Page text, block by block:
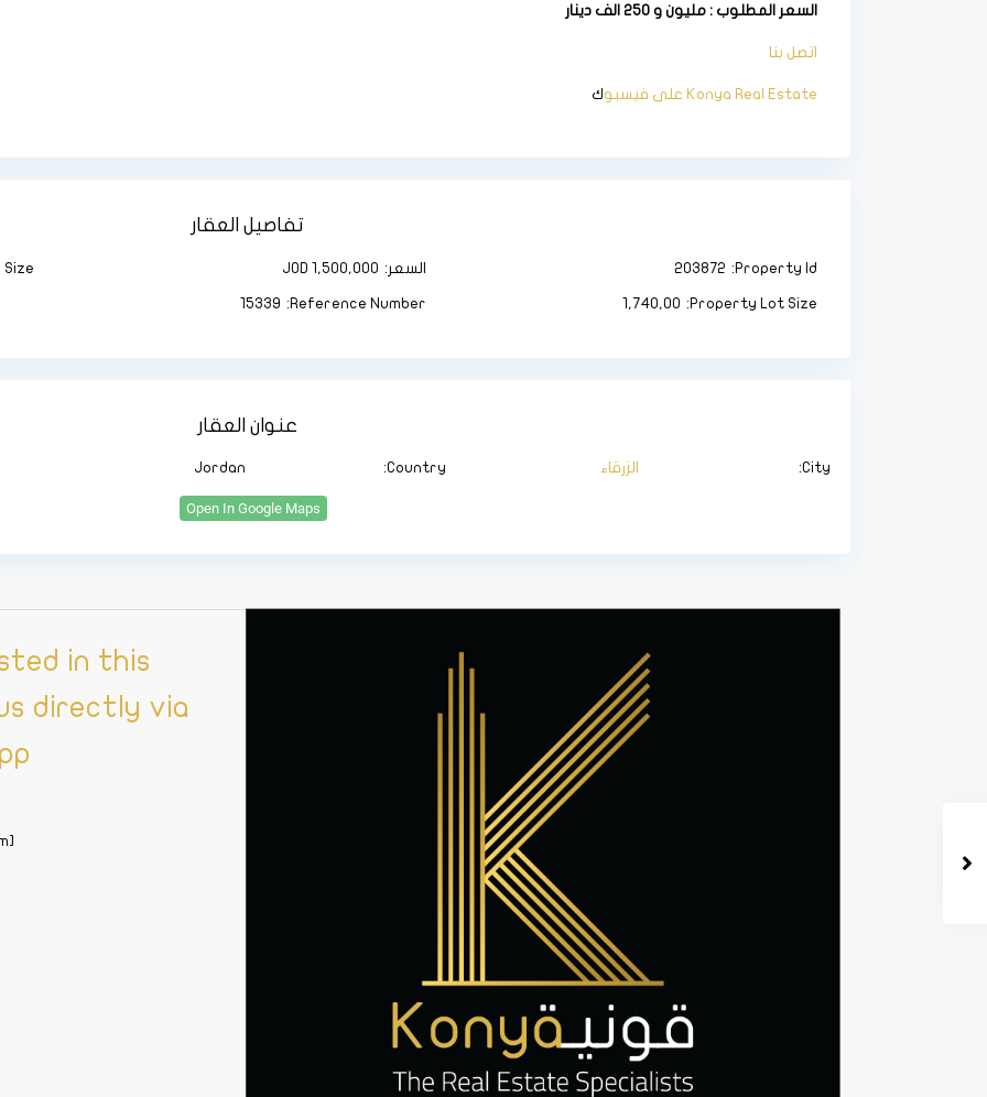
السعر المطلوب : مليون و 250 الف دينار
اتصل بنا
Konya Real Estate على فيسبو ك
تفاصيل العقار
Property Id:
203872 السعر: JOD 1,500,000
Property Lot Size:
1,740,00
Reference Number:
15339
عنوان العقار
City: الزرقاء Country:
Jordan
Open In Google Maps
in this
directly via
[whatsapp_form]